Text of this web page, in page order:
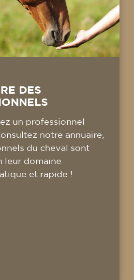
DES
un professionnel
notre annuaire,
du cheval sont
leur domaine
et rapide !